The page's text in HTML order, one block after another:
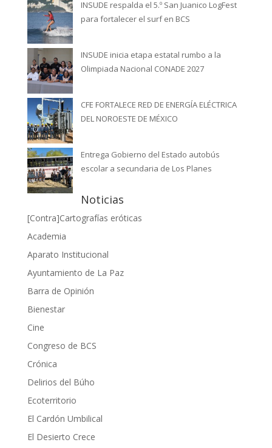
INSUDE respalda el 5.º San Juanico LogFest
para fortalecer el surf en BCS
INSUDE inicia etapa estatal rumbo a la
Olimpiada Nacional CONADE 2027
CFE FORTALECE RED DE ENERGÍA ELÉCTRICA
DEL NOROESTE DE MÉXICO
Entrega Gobierno del Estado autobús
escolar a secundaria de Los Planes
Noticias
[Contra]Cartografías eróticas
Academia
Aparato Institucional
Ayuntamiento de La Paz
Barra de Opinión
Bienestar
Cine
Congreso de BCS
Crónica
Delirios del Búho
Ecoterritorio
El Cardón Umbilical
El Desierto Crece